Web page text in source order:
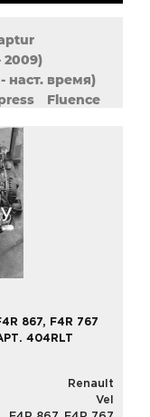
2009)
наст. время)
Fluence
Koleos
(2001 - 2007)
Latitude
Modus
Pulse
(1996 - 2000)
(2003 - 2009)
Sport Spider
867, F4R 767
404RLT
Renault
Vel